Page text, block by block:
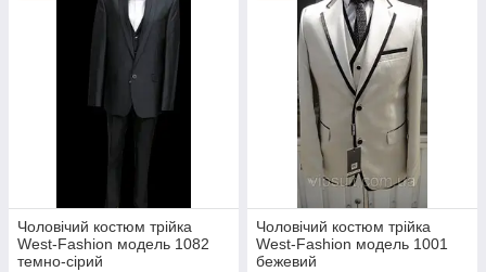
Чоловічий костюм трійка
West-Fashion модель 1082
темно-сірий
Чоловічий костюм трійка
West-Fashion модель 1001
бежевий